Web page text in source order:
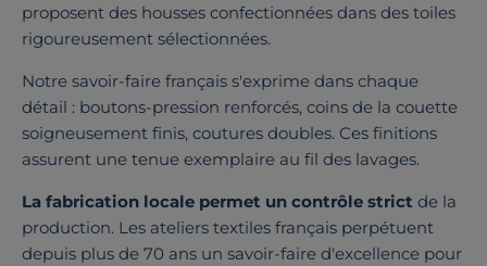
proposent des housses confectionnées dans des toiles
rigoureusement sélectionnées.
Notre savoir-faire français s'exprime dans chaque
détail : boutons-pression renforcés, coins de la couette
soigneusement finis, coutures doubles. Ces finitions
assurent une tenue exemplaire au fil des lavages.
La fabrication locale permet un contrôle strict de la
production. Les ateliers textiles français perpétuent
depuis plus de 70 ans un savoir-faire d'excellence pour